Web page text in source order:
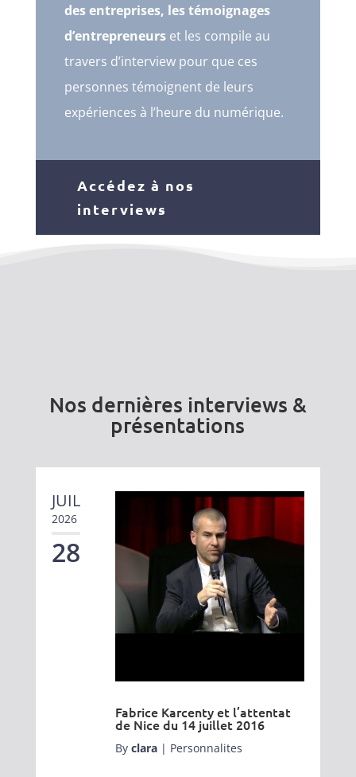
des entreprises, les témoignages
d’entrepreneurset les compile au
travers d’interview pour que ces
personnes témoignent de leurs
expériences à l’heure du numérique.
Accédez à nos
interviews
Nos dernières interviews &
présentations
JUIL
2026
28
Fabrice Karcenty et l’attentat
de Nice du 14 juillet 2016
By clara| Personnalites